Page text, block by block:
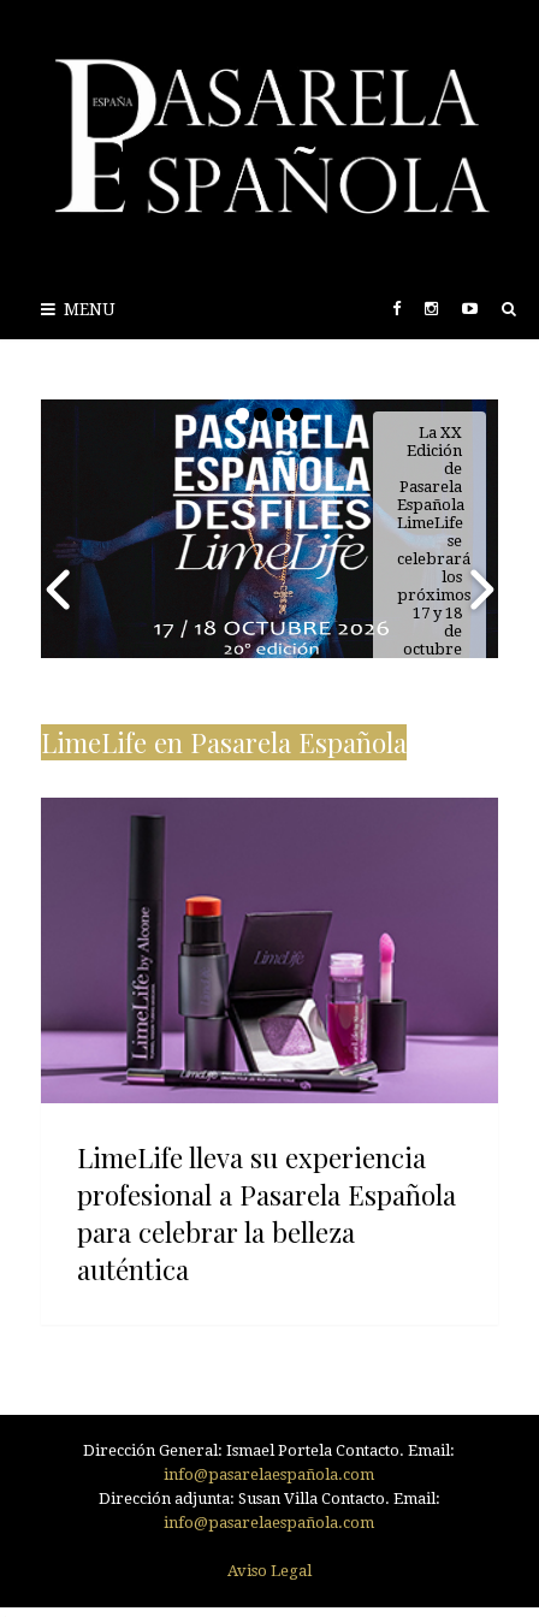
MENU
La XX
Edición
de
Pasarela
Española
LimeLife
se
celebrará
los
próximos
17 y 18
de
octubre
LimeLife en Pasarela Española
LimeLife lleva su experiencia
profesional a Pasarela Española
para celebrar la belleza
auténtica
Dirección General: Ismael Portela Contacto. Email:
info@pasarelaespañola.com
Dirección adjunta: Susan Villa Contacto. Email:
info@pasarelaespañola.com
Aviso Legal